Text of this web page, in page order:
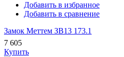
Добавить в избранное
Добавить в сравнение
Замок Меттем ЗВ13 173.1
7 605
Купить